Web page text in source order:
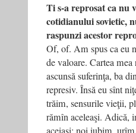
Ti s-a reprosat ca nu
cotidianului sovietic,
raspunzi acestor
Of, of. Am spus ca eu
de valoare. Cartea
ascunsă suferinţa, ba
represiv. Însă eu sînt
trăim, sensurile vieţii,
rămîn aceleaşi. Adică,